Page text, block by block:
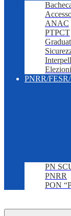
ANAC
PTPCT
PNRR/
PN
PNRR
PON